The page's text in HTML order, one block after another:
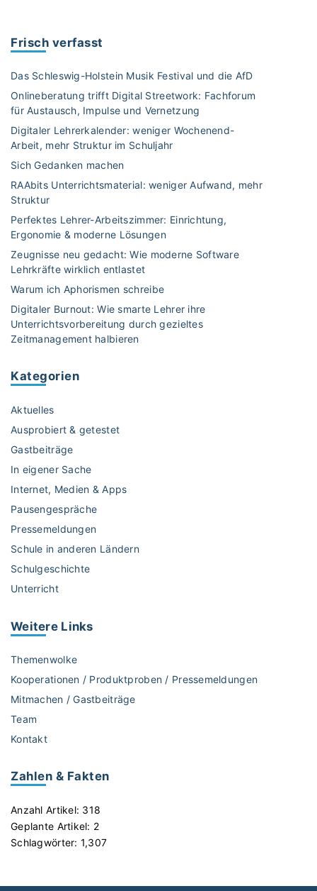
Frisch verfasst
Das Schleswig-Holstein Musik Festival und die AfD
Onlineberatung trifft Digital Streetwork: Fachforum
für Austausch, Impulse und Vernetzung
Digitaler Lehrerkalender: weniger Wochenend-
Arbeit, mehr Struktur im Schuljahr
Sich Gedanken machen
RAAbits Unterrichtsmaterial: weniger Aufwand, mehr
Struktur
Perfektes Lehrer-Arbeitszimmer: Einrichtung,
Ergonomie & moderne Lösungen
Zeugnisse neu gedacht: Wie moderne Software
Lehrkräfte wirklich entlastet
Warum ich Aphorismen schreibe
Digitaler Burnout: Wie smarte Lehrer ihre
Unterrichtsvorbereitung durch gezieltes
Zeitmanagement halbieren
Kategorien
Aktuelles
Ausprobiert & getestet
Gastbeiträge
In eigener Sache
Internet, Medien & Apps
Pausengespräche
Pressemeldungen
Schule in anderen Ländern
Schulgeschichte
Unterricht
Weitere Links
Themenwolke
Kooperationen / Produktproben / Pressemeldungen
Mitmachen / Gastbeiträge
Team
Kontakt
Zahlen & Fakten
Anzahl Artikel: 318
Geplante Artikel: 2
Schlagwörter: 1,307